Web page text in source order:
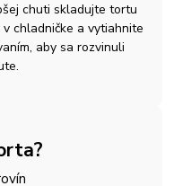
chuti skladujte tortu
chladničke a vytiahnite
aby sa rozvinuli